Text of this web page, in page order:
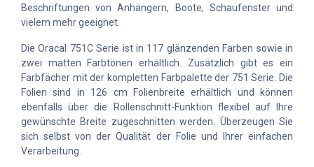
Beschriftungen von Anhängern, Boote, Schaufenster und
vielem mehr geeignet.
Die Oracal 751C Serie ist in 117 glänzenden Farben sowie in
zwei matten Farbtönen erhältlich. Zusätzlich gibt es ein
Farbfächer mit der kompletten Farbpalette der 751 Serie. Die
Folien sind in 126 cm Folienbreite erhältlich und können
ebenfalls über die Rollenschnitt-Funktion flexibel auf Ihre
gewünschte Breite zugeschnitten werden. Überzeugen Sie
sich selbst von der Qualität der Folie und Ihrer einfachen
Verarbeitung.